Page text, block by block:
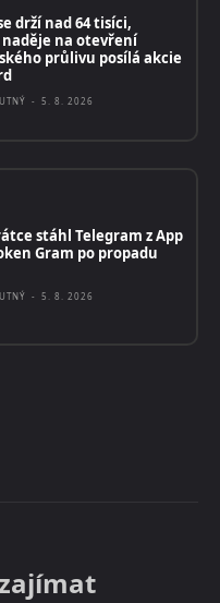
drží nad 64 tisíci,
na otevření
průlivu posílá akcie
- 5. 8. 2026
stáhl Telegram z App
Gram po propadu
- 5. 8. 2026